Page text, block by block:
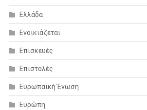
Ελλάδα
Ενοικιάζεται
Επισκευές
Επιστολές
Ευρωπαϊκή Ένωση
Ευρώπη